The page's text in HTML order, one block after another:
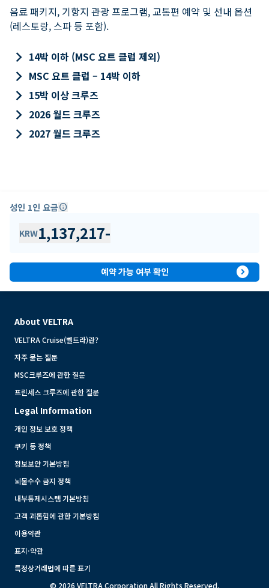
음료 패키지, 기항지 관광 프로그램, 교통편 예약 및 선내 옵션
(레스토랑, 스파 등 포함).
keyboard_arrow_right 14박 이하 (MSC 요트 클럽 제외)
keyboard_arrow_right MSC 요트 클럽 – 14박 이하
keyboard_arrow_right 15박 이상 크루즈
keyboard_arrow_right 2026 월드 크루즈
keyboard_arrow_right 2027 월드 크루즈
성인 1인 요금info
KRW1,137,217-
예약 가능 여부 확인 expand_circle_right
About VELTRA
VELTRA Cruise(벨트라)란?
자주 묻는 질문
MSC크루즈에 관한 질문
프린세스 크루즈에 관한 질문
Legal Information
개인 정보 보호 정책
쿠키 등 정책
정보보안 기본방침
뇌물수수 금지 정책
내부통제시스템 기본방침
고객 괴롭힘에 관한 기본방침
이용약관
표지·약관
특정상거래법에 따른 표기
© 2026 VELTRA Corporation All Rights Reserved.